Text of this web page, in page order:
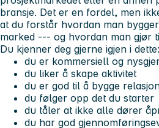
bransje. Det er en fordel, men
at du forstår hvordan man
marked --- og hvordan man gjør
Du kjenner deg gjerne igjen i dette:
du er kommersiell og
du liker å skape aktivitet
du er god til å bygge
du følger opp det du starter
du tåler at ikke alle dører
du har god